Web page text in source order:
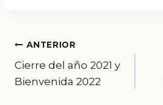
Navegación
de
ANTERIOR
Cierre del año 2021 y
Bienvenida 2022